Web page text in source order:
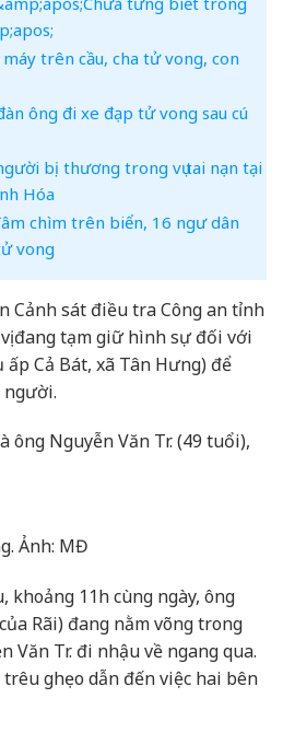
trên cầu, cha tử vong, con
ông đi xe đạp tử vong sau cú
bị thương trong vụ tai nạn tại
Hóa
chìm trên biển, 16 ngư dân
vong
Cảnh sát điều tra Công an tỉnh
đang tạm giữ hình sự đối với
ấp Cả Bát, xã Tân Hưng) để
ông Nguyễn Văn Tr. (49 tuổi),
Ảnh: MĐ
khoảng 11h cùng ngày, ông
Rãi) đang nằm võng trong
Văn Tr. đi nhậu về ngang qua.
trêu ghẹo dẫn đến việc hai bên